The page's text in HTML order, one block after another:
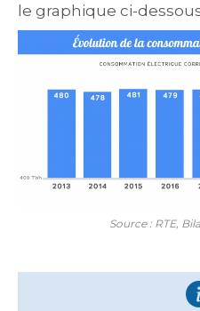
le graphique ci-
Source : RTE,